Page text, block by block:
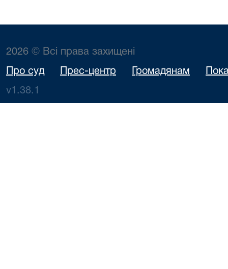
2026 © Всі права захищені
Про суд Прес-центр Громадянам
v1.38.1